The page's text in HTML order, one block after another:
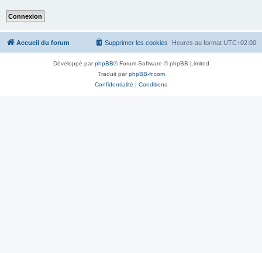
Accueil du forum Heures au format UTC+02:00
Supprimer les cookies
Développé parphpBB® Forum Software © phpBB Limited
Traduit parphpBB-fr.com
Confidentialité | Conditions